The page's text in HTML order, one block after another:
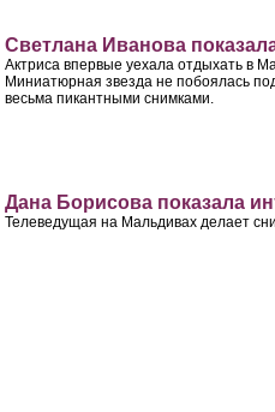
Светлана Иванова
Актриса впервые уехала отдыхать в
Миниатюрная звезда не побоялась
весьма пикантными снимками.
Дана Борисова показала
Телеведущая на Мальдивах делает